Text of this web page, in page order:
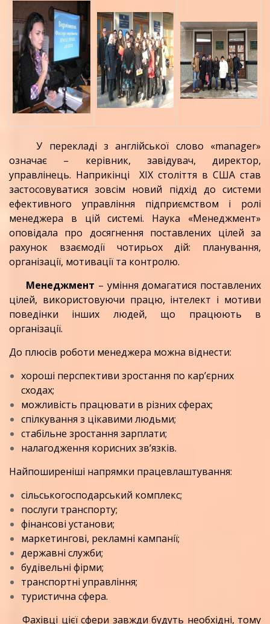
У перекладі з англійської слово «manager»
означає – керівник, завідувач, директор,
управлінець. Наприкінці ХІХ століття в США став
застосовуватися зовсім новий підхід до системи
ефективного управління підприємством і ролі
менеджера в цій системі. Наука «Менеджмент»
оповідала про досягнення поставлених цілей за
рахунок взаємодії чотирьох дій: планування,
організації, мотивації та контролю.
Менеджмент – уміння домагатися поставлених
цілей, використовуючи працю, інтелект і мотиви
поведінки інших людей, що працюють в
організації.
До плюсів роботи менеджера можна віднести:
хороші перспективи зростання по кар’єрних
сходах;
можливість працювати в різних сферах;
спілкування з цікавими людьми;
стабільне зростання зарплати;
налагодження корисних зв’язків.
Найпоширеніші напрямки працевлаштування:
сільськогосподарський комплекс;
послуги транспорту;
фінансові установи;
маркетингові, рекламні кампанії;
державні служби;
будівельні фірми;
транспортні управління;
туристична сфера.
Фахівці цієї сфери завжди будуть необхідні, тому